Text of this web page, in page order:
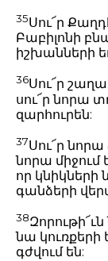
35Սու՜ր
Բաբիլոնի
իշխանների
36Սու՜ր
սու՜ր նորա
զարհուրեն:
37Սու՜ր
նորա միջում
որ կնիկների
գանձերի
38
նա կուռքերի
գժվում են: